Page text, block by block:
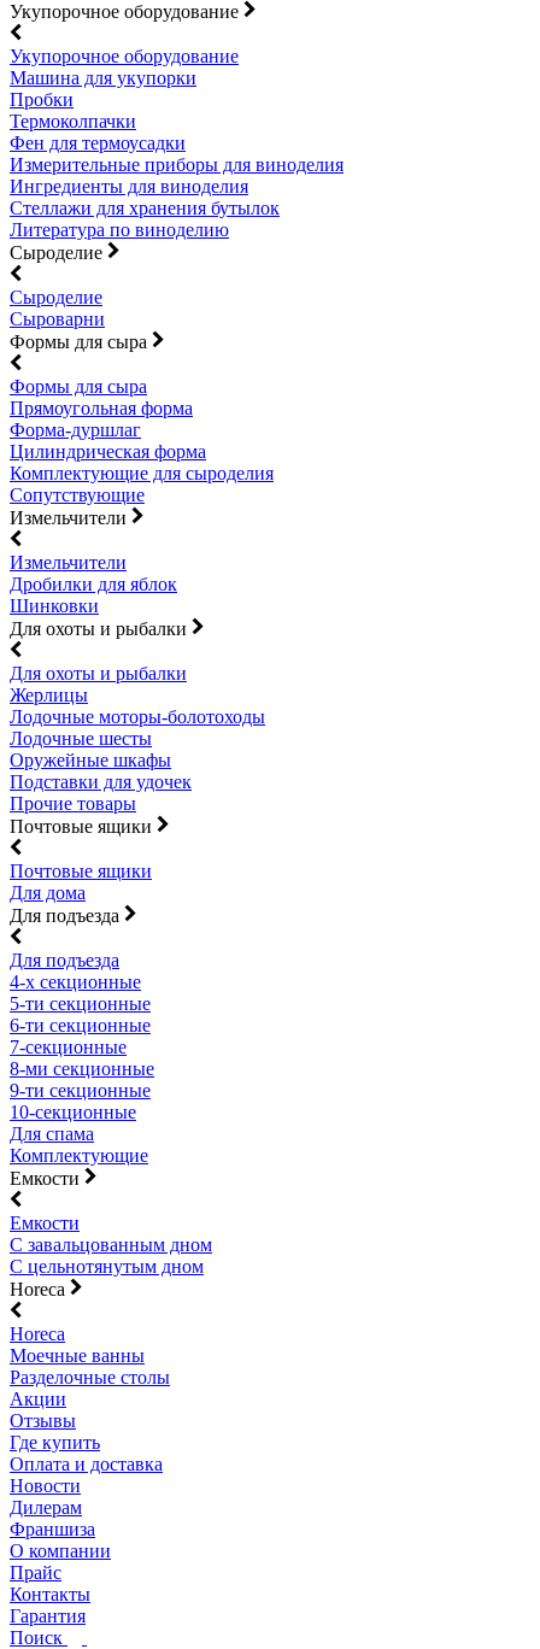
Укупорочное оборудование
Укупорочное оборудование
Машина для укупорки
Пробки
Термоколпачки
Фен для термоусадки
Измерительные приборы для виноделия
Ингредиенты для виноделия
Стеллажи для хранения бутылок
Литература по виноделию
Сыроделие
Сыроделие
Сыроварни
Формы для сыра
Формы для сыра
Прямоугольная форма
Форма-дуршлаг
Цилиндрическая форма
Комплектующие для сыроделия
Сопутствующие
Измельчители
Измельчители
Дробилки для яблок
Шинковки
Для охоты и рыбалки
Для охоты и рыбалки
Жерлицы
Лодочные моторы-болотоходы
Лодочные шесты
Оружейные шкафы
Подставки для удочек
Прочие товары
Почтовые ящики
Почтовые ящики
Для дома
Для подъезда
Для подъезда
4-х секционные
5-ти секционные
6-ти секционные
7-секционные
8-ми секционные
9-ти секционные
10-секционные
Для спама
Комплектующие
Емкости
Емкости
С завальцованным дном
С цельнотянутым дном
Horeca
Horeca
Моечные ванны
Разделочные столы
Акции
Отзывы
Где купить
Оплата и доставка
Новости
Дилерам
Франшиза
О компании
Прайс
Контакты
Гарантия
Поиск